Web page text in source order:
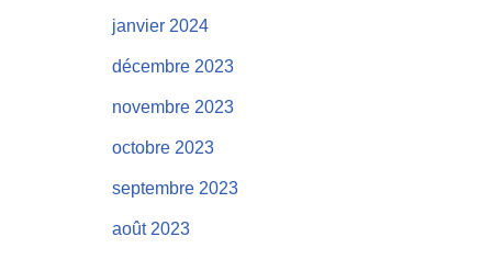
janvier 2024
décembre 2023
novembre 2023
octobre 2023
septembre 2023
août 2023